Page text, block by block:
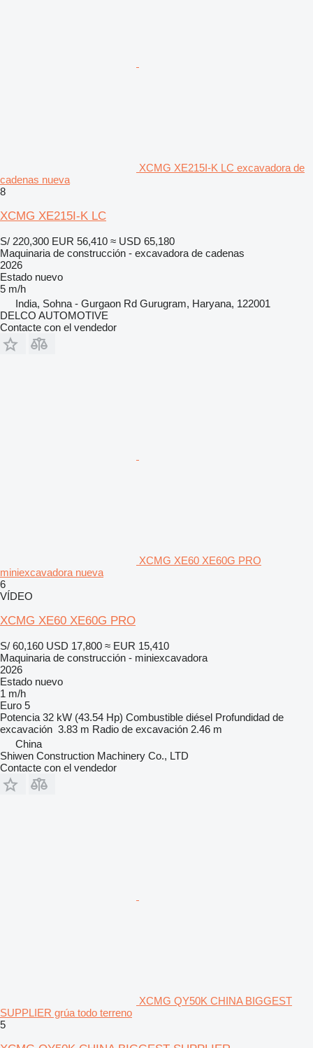
XCMG XE215I-K LC excavadora de
cadenas nueva
8
XCMG XE215I-K LC
S/ 220,300 EUR 56,410 ≈ USD 65,180
Maquinaria de construcción - excavadora de cadenas
2026
Estado nuevo
5 m/h
India, Sohna - Gurgaon Rd Gurugram, Haryana, 122001
DELCO AUTOMOTIVE
Contacte con el vendedor
XCMG XE60 XE60G PRO
miniexcavadora nueva
6
VÍDEO
XCMG XE60 XE60G PRO
S/ 60,160 USD 17,800 ≈ EUR 15,410
Maquinaria de construcción - miniexcavadora
2026
Estado nuevo
1 m/h
Euro 5
Potencia 32 kW (43.54 Hp) Combustible diésel Profundidad de
excavación 3.83 m Radio de excavación 2.46 m
China
Shiwen Construction Machinery Co., LTD
Contacte con el vendedor
XCMG QY50K CHINA BIGGEST
SUPPLIER grúa todo terreno
5